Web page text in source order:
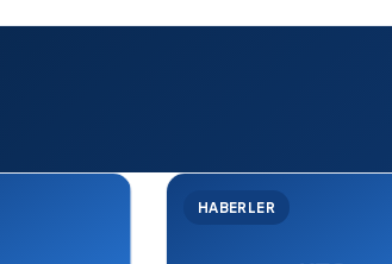
HABERLER